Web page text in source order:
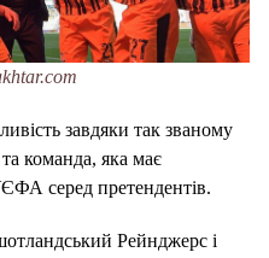
завдяки так званому
команда, яка має
серед претендентів.
Рейнджерс і